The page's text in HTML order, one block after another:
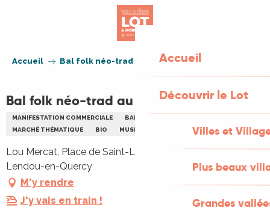
Accueil
Découvrir le Lot
Villes et
Plus beaux
Grandes
Accueil Bal folk néo-trad au marché Lou Mercat
Bal folk néo-trad au marché Lou Mercat
MANIFESTATION COMMERCIALE BAL
MARCHÉ THÉMATIQUE
BIO MUSIQUE
Lou Mercat, Place de Saint-Laurent-Lolmie, 46800
Lendou-en-Quercy
M'y rendre
J'y vais en train !